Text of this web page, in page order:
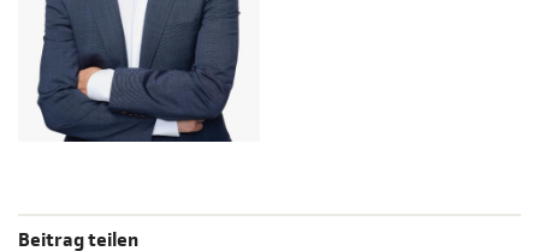
Beitrag teilen